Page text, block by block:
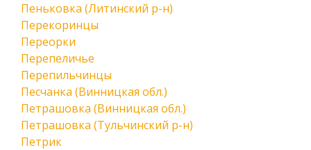
Пеньковка (Литинский р-н)
Перекоринцы
Переорки
Перепеличье
Перепильчинцы
Песчанка (Винницкая обл.)
Петрашовка (Винницкая обл.)
Петрашовка (Тульчинский р-н)
Петрик